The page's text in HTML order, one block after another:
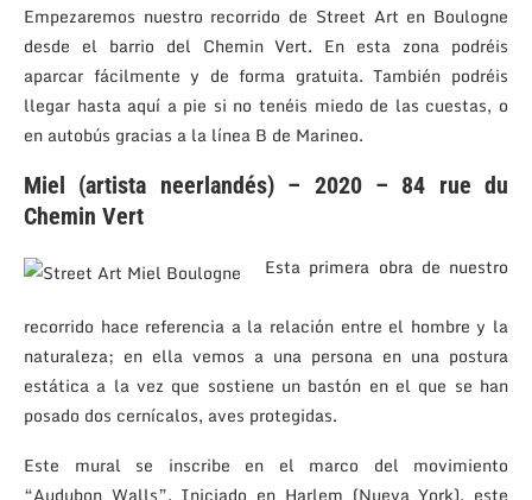
Empezaremos nuestro recorrido de Street Art en Boulogne
desde el barrio del Chemin Vert. En esta zona podréis
aparcar fácilmente y de forma gratuita. También podréis
llegar hasta aquí a pie si no tenéis miedo de las cuestas, o
en autobús gracias a la línea B de Marineo.
Miel (artista neerlandés) – 2020 – 84 rue du
Chemin Vert
Esta primera obra de nuestro
recorrido hace referencia a la relación entre el hombre y la
naturaleza; en ella vemos a una persona en una postura
estática a la vez que sostiene un bastón en el que se han
posado dos cernícalos, aves protegidas.
Este mural se inscribe en el marco del movimiento